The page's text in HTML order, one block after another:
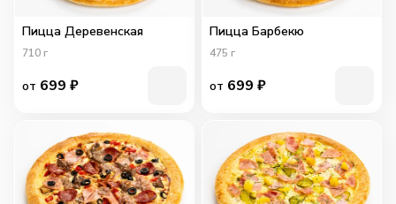
Пицца Деревенская
710 г
от 699 ₽
Пицца Барбекю
475 г
от 699 ₽